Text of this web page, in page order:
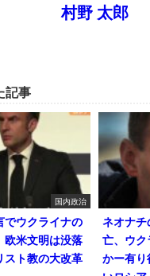
村野 太郎
記事
国内政治
でウクライナの
欧米文明は没落
スト教の大改革
ネオナ
亡、ウ
かー有